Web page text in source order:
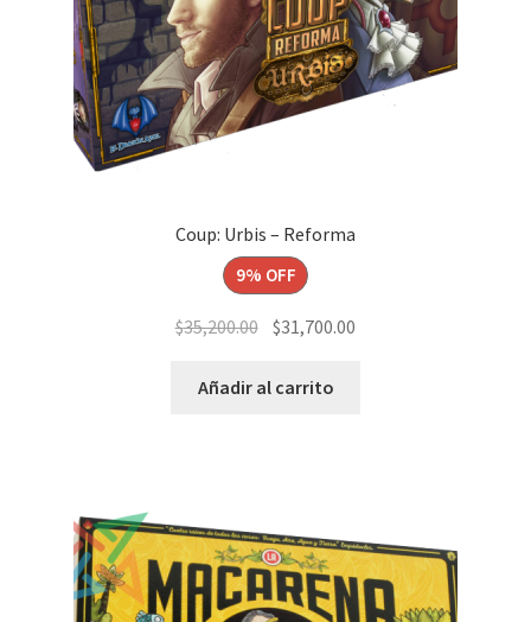
Coup: Urbis – Reforma
9% OFF
$35,200.00 El
original
$31,700.00
Añadir al carrito